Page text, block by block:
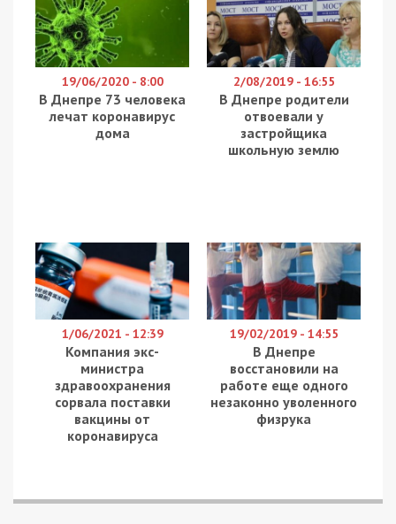
19/06/2020 - 8:00
В Днепре 73 человека
лечат коронавирус
дома
2/08/2019 - 16:55
В Днепре родители
отвоевали у
застройщика
школьную землю
1/06/2021 - 12:39
Компания экс-
министра
здравоохранения
сорвала поставки
вакцины от
коронавируса
19/02/2019 - 14:55
В Днепре
восстановили на
работе еще одного
незаконно уволенного
физрука